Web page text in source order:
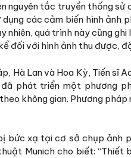
nguyên tắc truyền thống sử
các cảm biến hình ảnh
nhiên, quá trình này cũng ghi
đối với hình ảnh thu được,
Hà Lan và Hoa Kỳ, Tiến sĩ
phát triển một phương
không gian. Phương
bức xạ tại cơ sở chụp ảnh
Munich cho biết: “Thiết